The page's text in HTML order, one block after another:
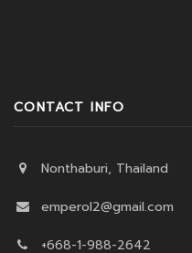
CONTACT INFO
Nonthaburi, Thailand
emperol2@gmail.com
+668-1-988-2642